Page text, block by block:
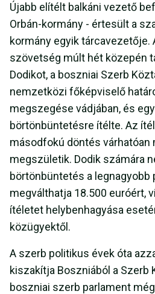
Újabb elítélt balkáni vezető
Orbán-kormány - értesült a
kormány egyik tárcavezetője.
szövetség múlt hét közepén
Dodikot, a boszniai Szerb
nemzetközi főképviselő
megszegése vádjában, és
börtönbüntetésre ítélte. Az
másodfokú döntés várhatóan
megszületik. Dodik számára
börtönbüntetés a legnagyobb
megválthatja 18.500 euróért,
ítéletet helybenhagyása
közügyektől.
A szerb politikus évek óta
kiszakítja Boszniából a Szerb
boszniai szerb parlament